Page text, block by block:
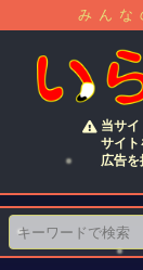
みんな
当サイ
サイト
広告を